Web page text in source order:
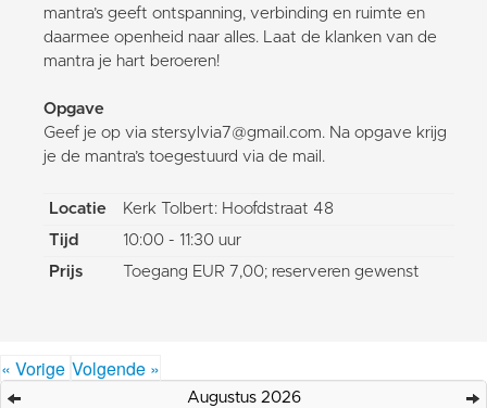
mantra’s geeft ontspanning, verbinding en ruimte en
daarmee openheid naar alles. Laat de klanken van de
mantra je hart beroeren!
Opgave
Geef je op via stersylvia7@gmail.com. Na opgave krijg
je de mantra’s toegestuurd via de mail.
Locatie
Kerk Tolbert: Hoofdstraat 48
Tijd
10:00 - 11:30 uur
Prijs
Toegang EUR 7,00; reserveren gewenst
« Vorige Volgende »
Augustus 2026